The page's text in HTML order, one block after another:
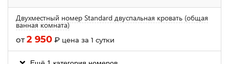
Двухместный номер Standard двуспальная кровать (общая
ванная комната)
от2 950 ₽ цена за 1 сутки